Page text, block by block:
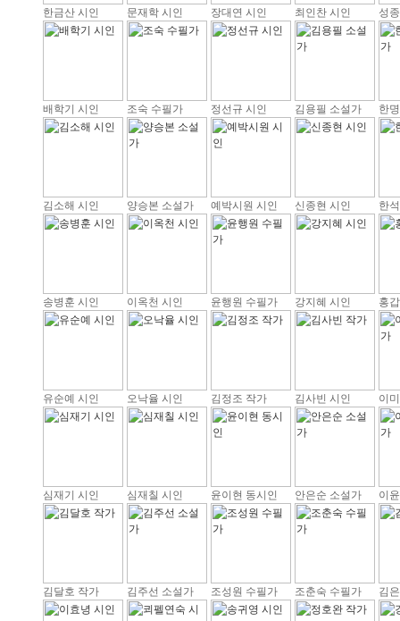
한금산 시인 문재학 시인 장대연 시인 최인찬 시인 성
배학기 시인 조숙 수필가 정선규 시인 김용필 소설가 한
김소해 시인 양승본 소설가 예박시원 시인 신종현 시인 한
송병훈 시인 이옥천 시인 윤행원 수필가 강지혜 시인 홍
유순예 시인 오낙율 시인 김정조 작가 김사빈 시인 이
심재기 시인 심재칠 시인 윤이현 동시인 안은순 소설가 이
김달호 작가 김주선 소설가 조성원 수필가 조춘숙 수필가 김